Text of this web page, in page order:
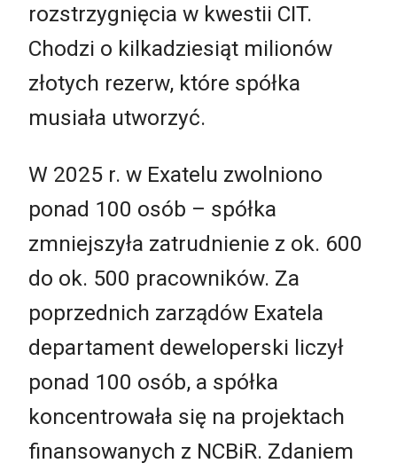
rozstrzygnięcia w kwestii CIT.
Chodzi o kilkadziesiąt milionów
złotych rezerw, które spółka
musiała utworzyć.
W 2025 r. w Exatelu zwolniono
ponad 100 osób – spółka
zmniejszyła zatrudnienie z ok. 600
do ok. 500 pracowników. Za
poprzednich zarządów Exatela
departament deweloperski liczył
ponad 100 osób, a spółka
koncentrowała się na projektach
finansowanych z NCBiR. Zdaniem